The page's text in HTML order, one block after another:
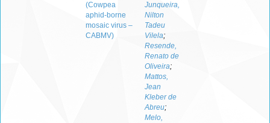
(Cowpea
aphid-borne
mosaic virus –
CABMV)
Junqueira,
Nilton
Tadeu
Vilela;
Resende,
Renato de
Oliveira;
Mattos,
Jean
Kleber de
Abreu;
Melo,